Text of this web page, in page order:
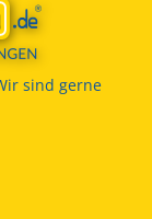
sind gerne